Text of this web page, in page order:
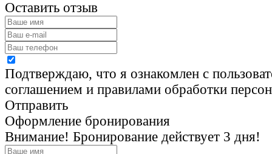
Оставить отзыв
Подтверждаю, что я ознакомлен с
соглашением и правилами обработки
Отправить
Оформление бронирования
Внимание! Бронирование действует 3 дня!